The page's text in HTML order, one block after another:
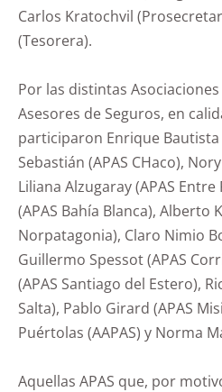
Carlos Kratochvil
(Tesorera).
Por las distintas
Asesores de Seguros, en
participaron Enrique Bautista
Sebastián (APAS CHaco),
Liliana Alzugaray (APAS
(APAS Bahía Blanca), Alberto
Norpatagonia), Claro Nimio
Guillermo Spessot (APAS
(APAS Santiago del Estero),
Salta), Pablo Girard (APAS
Puértolas (AAPAS) y Norma
Aquellas APAS que, por